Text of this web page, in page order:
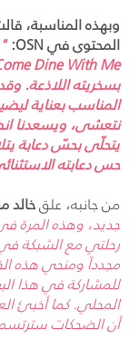
وبهذه المناسبة،
المحتوى فيOSN
:
Dine With Me
بسخريته اللاذعة.
المناسب بعناية
نتعشى، ويسعدنا
يتحلّى بحسّ دعابة
حس دعابته
من جانبه، علقخالد
جديد، وهذه المرة
رحلتي مع الشبكة
مجدداً ومنحي هذه
للمشاركة في هذا
المحلي. كما أخبئ
أن الضحكات